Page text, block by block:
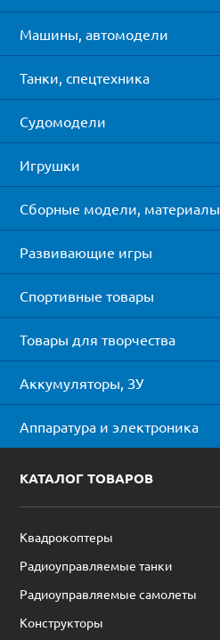
Машины, автомодели
Танки, спецтехника
Судомодели
Игрушки
Сборные модели, материалы
Развивающие игры
Спортивные товары
Товары для творчества
Аккумуляторы, ЗУ
Аппаратура и электроника
КАТАЛОГ ТОВАРОВ
Квадрокоптеры
Радиоуправляемые танки
Радиоуправляемые самолеты
Конструкторы